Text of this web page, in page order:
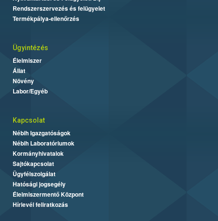
Rendszerszervezés és felügyelet
Termékpálya-ellenőrzés
Ügyintézés
Élelmiszer
Állat
Növény
Labor/Egyéb
Kapcsolat
Nébih Igazgatóságok
Nébih Laboratóriumok
Kormányhivatalok
Sajtókapcsolat
Ügyfélszolgálat
Hatósági jogsegély
Élelmiszermentő Központ
Hírlevél feliratkozás